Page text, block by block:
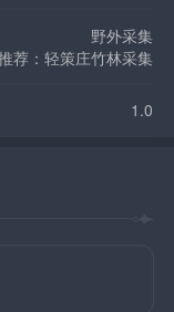
野外采集
荐：轻策庄竹林采集
1.0